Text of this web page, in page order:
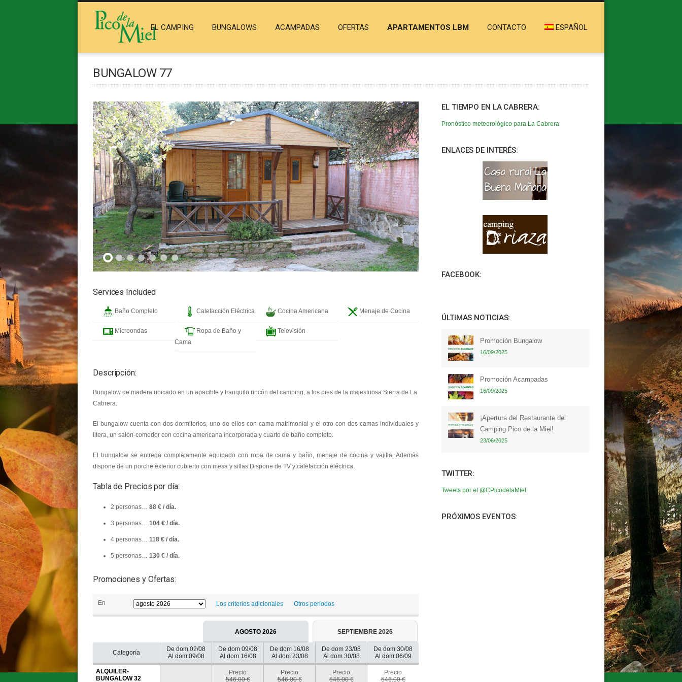
EL CAMPING BUNGALOWS ACAMPADAS OFERTAS APARTAMENTOS LBM CONTACTO ESPAÑOL
BUNGALOW 77
Services Included
Baño Completo Calefacción Eléctrica Cocina Americana Menaje de Cocina
Microondas
Ropa de Baño y
Cama
Televisión
Descripción:
Bungalow de madera ubicado en un apacible y tranquilo rincón del camping, a los pies de la majestuosa Sierra de La
Cabrera.
El bungalow cuenta con dos dormitorios, uno de ellos con cama matrimonial y el otro con dos camas individuales y
litera, un salón-comedor con cocina americana incorporada y cuarto de baño completo.
El bungalow se entrega completamente equipado con ropa de cama y baño, menaje de cocina y vajilla. Además
dispone de un porche exterior cubierto con mesa y sillas.Dispone de TV y calefacción eléctrica.
Tabla de Precios por día:
2 personas… 88 € / día.
3 personas… 104 € / día.
4 personas… 118 € / día.
5 personas… 130 € / día.
Promociones y Ofertas:
En Los criterios adicionales Otros periodos
AGOSTO 2026 SEPTIEMBRE 2026
Categoría
De dom 02/08
Al dom 09/08
De dom 09/08
Al dom 16/08
De dom 16/08
Al dom 23/08
De dom 23/08
Al dom 30/08
De dom 30/08
Al dom 06/09
ALQUILER-
BUNGALOW 32
Precio
546.00 €
Precio
546.00 €
Precio
546.00 €
Precio
546.00 €
EL TIEMPO EN LA CABRERA:
Pronóstico meteorológico para La Cabrera
ENLACES DE INTERÉS:
FACEBOOK:
ÚLTIMAS NOTICIAS:
Promoción Bungalow
16/09/2025
Promoción Acampadas
16/09/2025
¡Apertura del Restaurante del
Camping Pico de la Miel!
23/06/2025
TWITTER:
Tweets por el @CPicodelaMiel.
PRÓXIMOS EVENTOS: